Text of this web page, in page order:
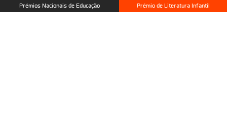
Prémios Nacionais de Educação Prémio de Literatura Infantil